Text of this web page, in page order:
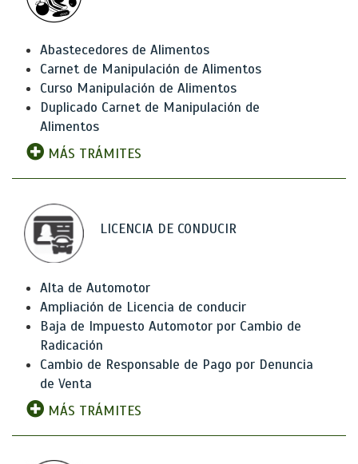
Abastecedores de Alimentos
Carnet de Manipulación de Alimentos
Curso Manipulación de Alimentos
Duplicado Carnet de Manipulación de
Alimentos
MÁS TRÁMITES
LICENCIA DE CONDUCIR
Alta de Automotor
Ampliación de Licencia de conducir
Baja de Impuesto Automotor por Cambio de
Radicación
Cambio de Responsable de Pago por Denuncia
de Venta
MÁS TRÁMITES